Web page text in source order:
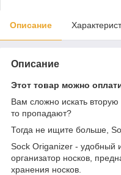
Описание
Описание
Этот товар можно
Вам сложно искать
то пропадают?
Тогда не ищите больше,
Sock Origanizer - удобный
организатор носков,
хранения носков.